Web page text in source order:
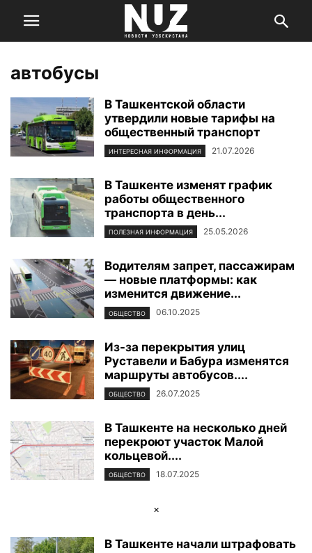
автобусы
В Ташкентской области
утвердили новые тарифы на
общественный транспорт
ИНТЕРЕСНАЯ ИНФОРМАЦИЯ 21.07.2026
В Ташкенте изменят график
работы общественного
транспорта в день...
ПОЛЕЗНАЯ ИНФОРМАЦИЯ 25.05.2026
Водителям запрет, пассажирам
— новые платформы: как
изменится движение...
ОБЩЕСТВО 06.10.2025
Из-за перекрытия улиц
Руставели и Бабура изменятся
маршруты автобусов....
ОБЩЕСТВО 26.07.2025
В Ташкенте на несколько дней
перекроют участок Малой
кольцевой....
ОБЩЕСТВО 18.07.2025
×
В Ташкенте начали штрафовать